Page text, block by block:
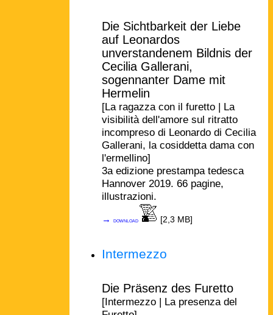
Die Sichtbarkeit der Liebe
auf Leonardos
unverstandenem Bildnis der
Cecilia Gallerani,
sogennanter Dame mit
Hermelin
[La ragazza con il furetto | La
visibilità dell'amore sul ritratto
incompreso di Leonardo di Cecilia
Gallerani, la cosiddetta dama con
l'ermellino]
3a edizione prestampa tedesca
Hannover 2019. 66 pagine,
illustrazioni.
→download [2,3 MB]
Intermezzo
Die Präsenz des Furetto
[Intermezzo | La presenza del